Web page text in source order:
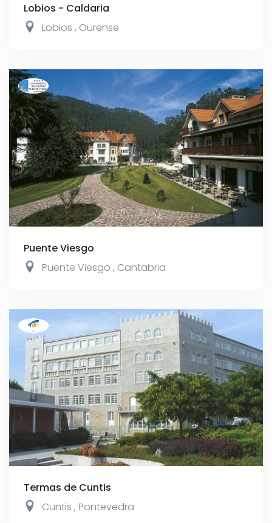
Lobios - Caldaria
Lobios , Ourense
Puente Viesgo
Puente Viesgo , Cantabria
Termas de Cuntis
Cuntis , Pontevedra